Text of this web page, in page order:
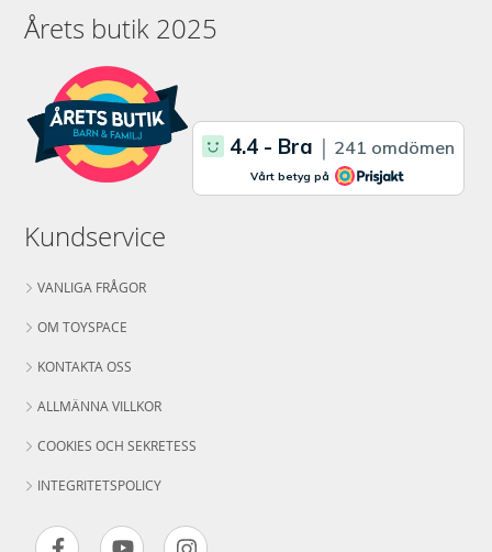
Årets butik 2025
Kundservice
VANLIGA FRÅGOR
OM TOYSPACE
KONTAKTA OSS
ALLMÄNNA VILLKOR
COOKIES OCH SEKRETESS
INTEGRITETSPOLICY